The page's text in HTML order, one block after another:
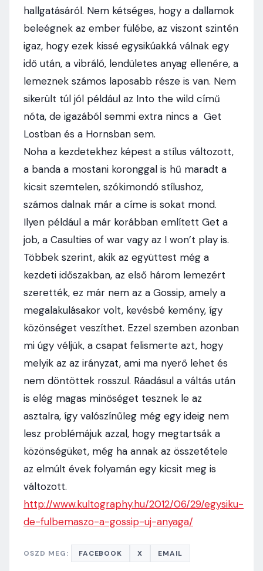
hallgatásáról. Nem kétséges, hogy a dallamok
beleégnek az ember fülébe, az viszont szintén
igaz, hogy ezek kissé egysikúakká válnak egy
idő után, a vibráló, lendületes anyag ellenére, a
lemeznek számos laposabb része is van. Nem
sikerült túl jól például az Into the wild című
nóta, de igazából semmi extra nincs a Get
Lostban és a Hornsban sem.
Noha a kezdetekhez képest a stílus változott,
a banda a mostani koronggal is hű maradt a
kicsit szemtelen, szókimondó stílushoz,
számos dalnak már a címe is sokat mond.
Ilyen például a már korábban említett Get a
job, a Casulties of war vagy az I won’t play is.
Többek szerint, akik az együttest még a
kezdeti időszakban, az első három lemezért
szerették, ez már nem az a Gossip, amely a
megalakulásakor volt, kevésbé kemény, így
közönséget veszíthet. Ezzel szemben azonban
mi úgy véljük, a csapat felismerte azt, hogy
melyik az az irányzat, ami ma nyerő lehet és
nem döntöttek rosszul. Ráadásul a váltás után
is elég magas minőséget tesznek le az
asztalra, így valószínűleg még egy ideig nem
lesz problémájuk azzal, hogy megtartsák a
közönségüket, még ha annak az összetétele
az elmúlt évek folyamán egy kicsit meg is
változott.
http://www.kultography.hu/2012/06/29/egysiku-
de-fulbemaszo-a-gossip-uj-anyaga/
OSZD MEG: FACEBOOK X EMAIL